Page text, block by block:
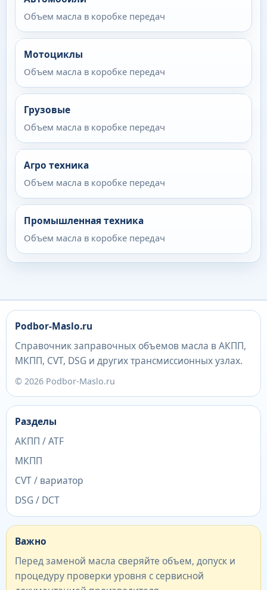
Объем масла в коробке передач
Мотоциклы
Объем масла в коробке передач
Грузовые
Объем масла в коробке передач
Агро техника
Объем масла в коробке передач
Промышленная техника
Объем масла в коробке передач
Podbor-Maslo.ru
Справочник заправочных объемов масла в АКПП,
МКПП, CVT, DSG и других трансмиссионных узлах.
© 2026 Podbor-Maslo.ru
Разделы
АКПП / ATF
МКПП
CVT / вариатор
DSG / DCT
Важно
Перед заменой масла сверяйте объем, допуск и
процедуру проверки уровня с сервисной